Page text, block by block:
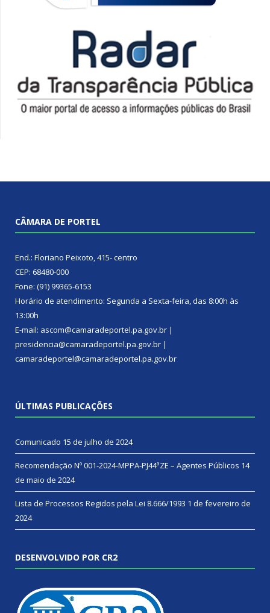
CÂMARA DE PORTEL
End.: Floriano Peixoto, 415- centro
CEP: 68480-000
Fone: (91) 99365-6153
Horário de atendimento: Segunda a Sexta-feira, das 8:00h às
13:00h
E-mail: ascom@camaradeportel.pa.gov.br |
presidencia@camaradeportel.pa.gov.br |
camaradeportel@camaradeportel.pa.gov.br
ÚLTIMAS PUBLICAÇÕES
Comunicado 15 de julho de 2024
Recomendação Nº 001-2024-MPPA-PJ44ªZE – Agentes Públicos 14
de maio de 2024
Lista de Processos Regidos pela Lei 8.666/1993 1 de fevereiro de
2024
DESENVOLVIDO POR CR2